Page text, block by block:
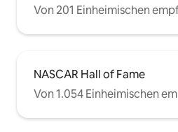
Von 201 Einheimischen
NASCAR Hall of Fame
Von 1.054 Einheimischen